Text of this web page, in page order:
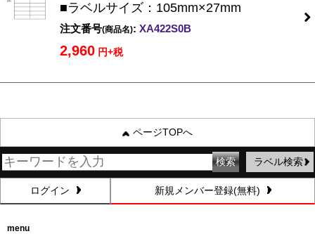
■ラベルサイズ：105mm×27mm
注文番号(商品名): XA422S0B
2,960 円+税
ページTOPへ
ラベル検索
ログイン 新規メンバー登録(無料)
menu